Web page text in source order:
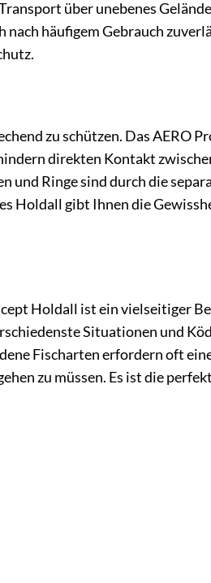
über unebenes
häufigem Gebrauch
zu schützen. Das AERO
direkten Kontakt
und Ringe sind durch die
Holdall gibt Ihnen die
Holdall ist ein vielseitiger
Situationen und
Fischarten erfordern oft
zu müssen. Es ist die